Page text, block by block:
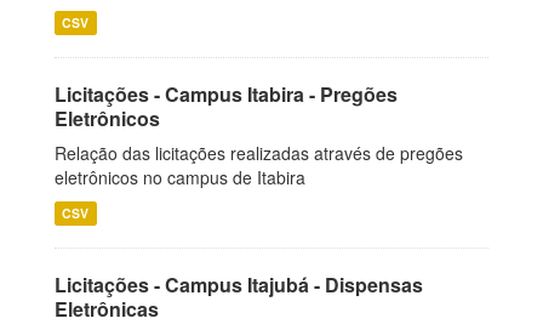
CSV
Licitações - Campus Itabira - Pregões
Eletrônicos
Relação das licitações realizadas através de pregões
eletrônicos no campus de Itabira
CSV
Licitações - Campus Itajubá - Dispensas
Eletrônicas